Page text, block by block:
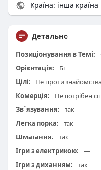
Країна: інша країна
Детально
Позиціонування в Темі:
Орієнтація:
Бі
Цілі:
Не проти знайомства
Комерція:
Не потрібен
Зв`язування:
так
Легка порка:
так
Шмагання:
так
Ігри з електрикою:
—
Ігри з диханням:
так